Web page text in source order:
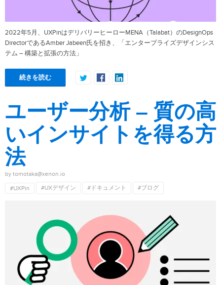
2022年5月、UXPinはデリバリーヒーローMENA（Talabat）のDesignOps
DirectorであるAmber Jabeen氏を招き、「エンタープライズデザインシス
テム – 構築と拡張の方法」
続きを読む
ユーザー分析 – 質の高
いインサイトを得る方
法
by tomotaka@xenon.io
#UXPin #UXデザイン #ドキュメント #ブログ